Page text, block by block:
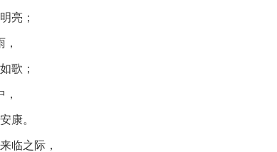
亮；
歌；
康。
临之际，